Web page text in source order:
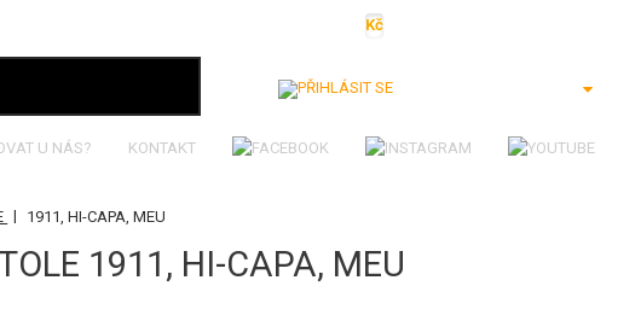
Kč
U NÁS? KONTAKT
| 1911, HI-CAPA, MEU
1911, HI-CAPA, MEU